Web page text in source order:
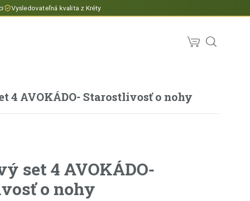
Vysledovateľná kvalita z Kréty
4 AVOKÁDO- Starostlivosť o nohy
set 4 AVOKÁDO-
o nohy